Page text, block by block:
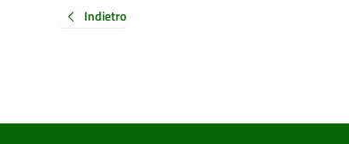
Indietro